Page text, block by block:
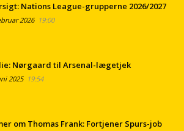
Nations League-grupperne 2026/2027
202619:00
Nørgaard til Arsenal-lægetjek
202519:54
om Thomas Frank: Fortjener Spurs-job